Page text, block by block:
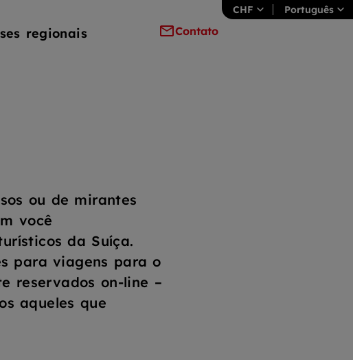
regionais
CHF Português
Contato
ou de mirantes
você
da Suíça.
para viagens para o
reservados on-line –
aqueles que